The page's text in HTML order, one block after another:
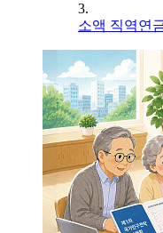
3.
소액 직역연